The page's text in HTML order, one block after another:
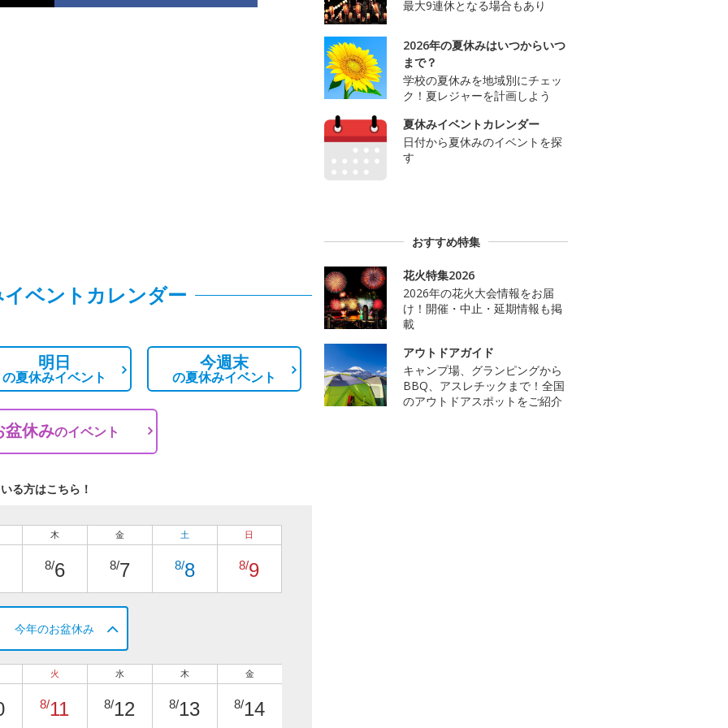
イベントカレンダー
明日
の夏休みイベント
今週末
の夏休みイベント
盆休みのイベント
る方はこちら！
木
8/6
金
8/7
土
8/8
日
8/9
今年のお盆休み
火
8/11
水
8/12
木
8/13
金
8/14
最大9連休となる場合もあり
2026年の夏休みはいつからいつ
まで？
学校の夏休みを地域別にチェッ
ク！夏レジャーを計画しよう
夏休みイベントカレンダー
日付から夏休みのイベントを探
す
おすすめ特集
花火特集2026
2026年の花火大会情報をお届
け！開催・中止・延期情報も掲
載
アウトドアガイド
キャンプ場、グランピングから
BBQ、アスレチックまで！全国
のアウトドアスポットをご紹介